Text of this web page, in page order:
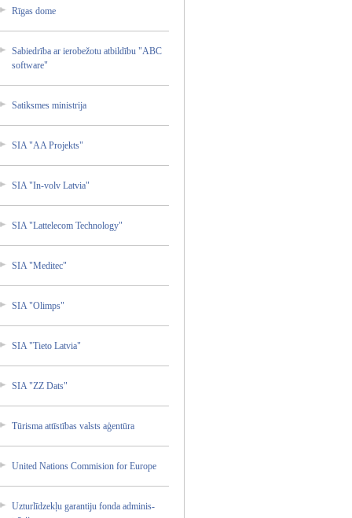
Rīgas dome
Sabiedr­ība ar ierobež­otu atbildī­bu "ABC
softwar­e"
Satiksm­es ministr­ija
SIA "AA Projekt­s"
SIA "In-vol­v Latvia"
SIA "Lattel­ecom Technol­ogy"
SIA "Medite­c"
SIA "Olimps­"
SIA "Tieto Latvia"
SIA "ZZ Dats"
Tūrisma attīstī­bas valsts aģentūr­a
United Nations Commisi­on for Europe
Uzturlī­dzekļu garanti­ju fonda adminis­